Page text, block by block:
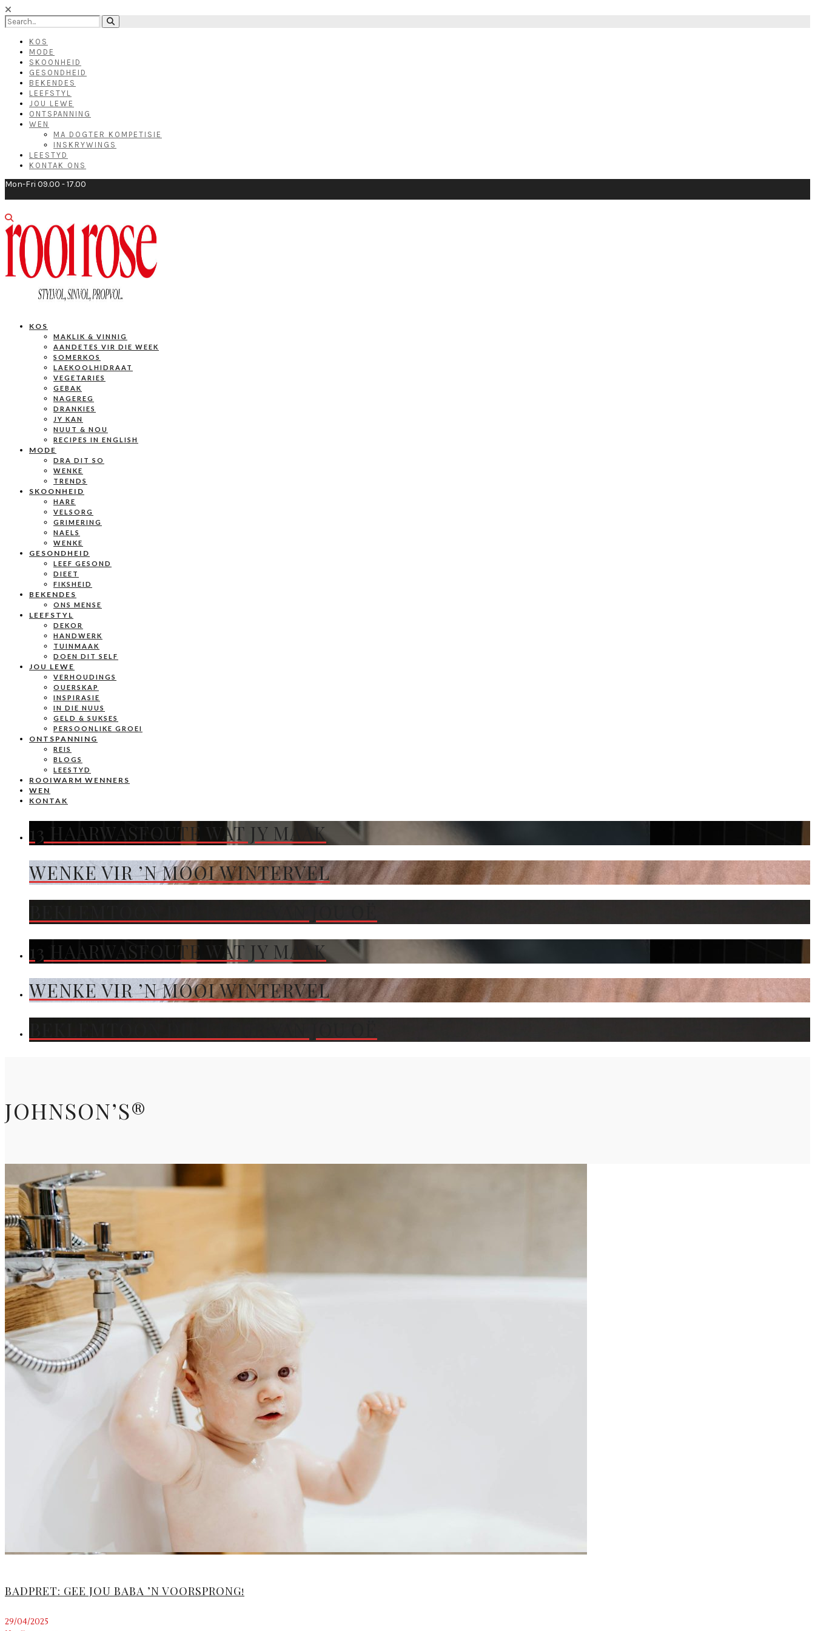
KOS
MODE
SKOONHEID
GESONDHEID
BEKENDES
LEEFSTYL
JOU LEWE
ONTSPANNING
WEN
MA DOGTER KOMPETISIE
INSKRYWINGS
LEESTYD
KONTAK ONS
Mon-Fri 09.00 - 17.00
KOS
MAKLIK & VINNIG
AANDETES VIR DIE WEEK
SOMERKOS
LAEKOOLHIDRAAT
VEGETARIES
GEBAK
NAGEREG
DRANKIES
JY KAN
NUUT & NOU
RECIPES IN ENGLISH
MODE
DRA DIT SO
WENKE
TRENDS
SKOONHEID
HARE
VELSORG
GRIMERING
NAELS
WENKE
GESONDHEID
LEEF GESOND
DIEET
FIKSHEID
BEKENDES
ONS MENSE
LEEFSTYL
DEKOR
HANDWERK
TUINMAAK
DOEN DIT SELF
JOU LEWE
VERHOUDINGS
OUERSKAP
INSPIRASIE
IN DIE NUUS
GELD & SUKSES
PERSOONLIKE GROEI
ONTSPANNING
REIS
BLOGS
LEESTYD
ROOIWARM WENNERS
WEN
KONTAK
13 HAARWASFOUTE WAT JY MAAK
WENKE VIR ’N MOOI WINTERVEL
13 HAARWASFOUTE WAT JY MAAK
WENKE VIR ’N MOOI WINTERVEL
JOHNSON’S®
BADPRET: GEE JOU BABA ’N VOORSPRONG!
29/04/2025